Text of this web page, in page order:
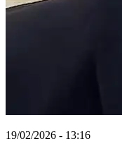
19/02/2026 - 13:16